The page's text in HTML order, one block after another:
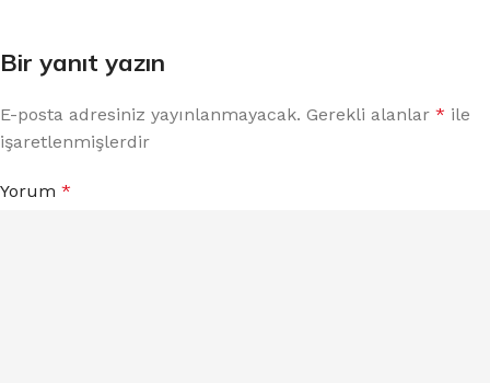
Bir yanıt yazın
E-posta adresiniz yayınlanmayacak. Gerekli alanlar * ile
işaretlenmişlerdir
Yorum *